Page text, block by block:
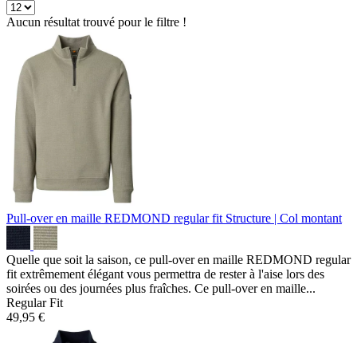
Aucun résultat trouvé pour le filtre !
Pull-over en maille REDMOND regular fit Structure | Col montant
Quelle que soit la saison, ce pull-over en maille REDMOND regular
fit extrêmement élégant vous permettra de rester à l'aise lors des
soirées ou des journées plus fraîches. Ce pull-over en maille...
Regular Fit
49,95 €